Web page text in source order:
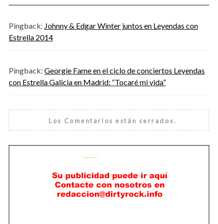
Pingback: Johnny & Edgar Winter juntos en Leyendas con
Estrella 2014
Pingback: Georgie Fame en el ciclo de conciertos Leyendas
con Estrella Galicia en Madrid: “Tocaré mi vida”
Los Comentarios están cerrados.